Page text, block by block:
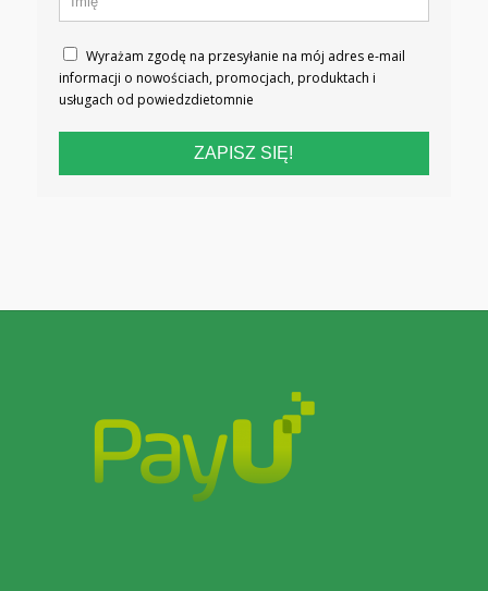
Wyrażam zgodę na przesyłanie na mój adres e-mail
informacji o nowościach, promocjach, produktach i
usługach od powiedzdietomnie
ZAPISZ SIĘ!